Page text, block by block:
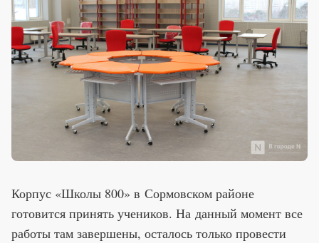
Корпус «Школы 800» в Сормовском районе
готовится принять учеников. На данный момент все
работы там завершены, осталось только провести